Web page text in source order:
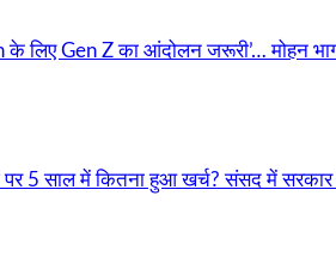
लिए Gen Z का आंदोलन जरूरी’… मोहन
पर 5 साल में कितना हुआ खर्च? संसद में